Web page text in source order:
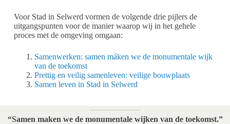
Voor Stad in Selwerd vormen de volgende drie pijlers de
uitgangspunten voor de manier waarop wij in het gehele
proces met de omgeving omgaan:
Samenwerken: samen máken we de monumentale wijk
van de toekomst
Prettig en veilig samenleven: veilige bouwplaats
Samen leven in Stad in Selwerd
“Samen maken we de monumentale wijken van de toekomst.”